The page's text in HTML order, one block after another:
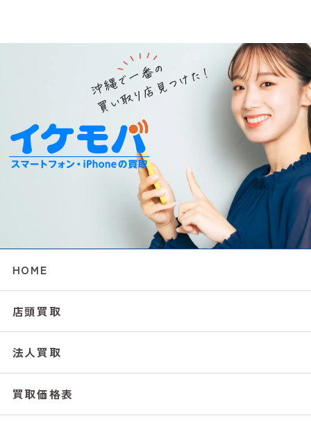
HOME
店頭買取
法人買取
買取価格表